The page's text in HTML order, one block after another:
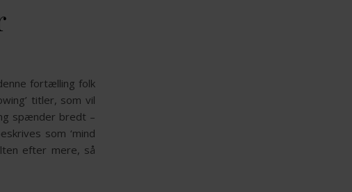
fortælling folk
titler, som vil
spænder bredt –
som ‘mind
efter mere, så